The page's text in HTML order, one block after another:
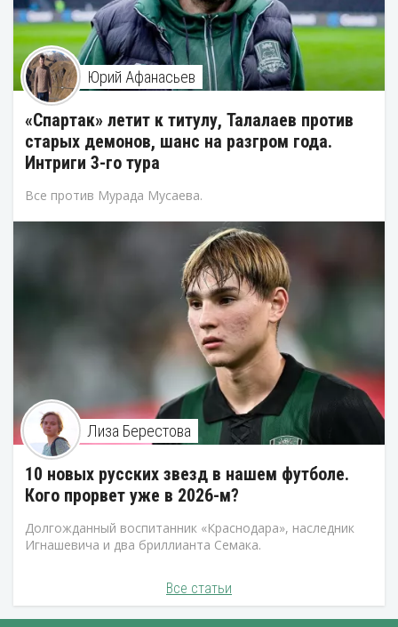
Юрий Афанасьев
«Спартак» летит к титулу, Талалаев против
старых демонов, шанс на разгром года.
Интриги 3-го тура
Все против Мурада Мусаева.
Лиза Берестова
10 новых русских звезд в нашем футболе.
Кого прорвет уже в 2026-м?
Долгожданный воспитанник «Краснодара», наследник
Игнашевича и два бриллианта Семака.
Все статьи